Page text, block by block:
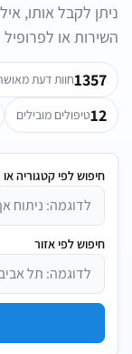
ניתן לקבל אותו,
השירות או
1357חוות דעת
12טיפולים מובילים
חיפוש לפי קטגוריה
חיפוש לפי אזור